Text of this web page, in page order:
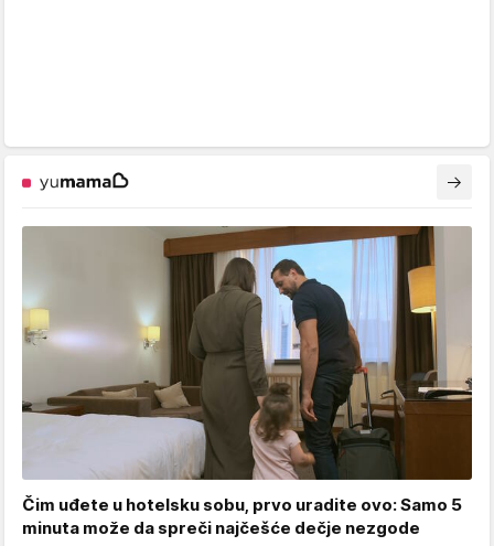
Čim uđete u hotelsku sobu, prvo uradite ovo: Samo 5
minuta može da spreči najčešće dečje nezgode